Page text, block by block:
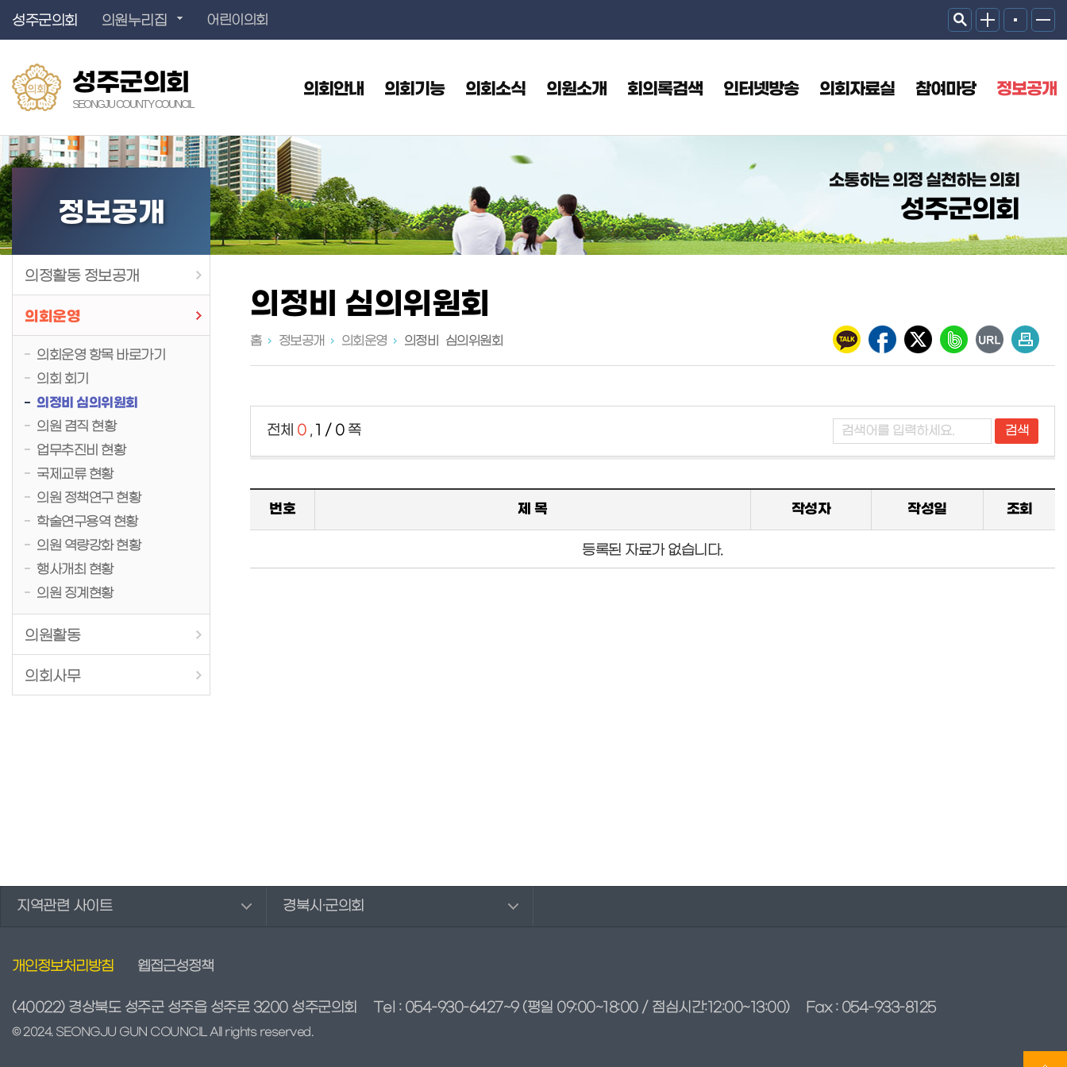
성주군의회
SEONGJU COUNTY COUNCIL
성주군의회 의원누리집 어린이의회
의회안내 의회기능 의회소식 의원소개 회의록검색 인터넷방송 의회자료실 참여마당 정보공개
소통하는 의정 실천하는 의회
성주군의회
정보공개
의정활동 정보공개
의회운영
의회운영 항목 바로가기
의회 회기
의정비 심의위원회
의원 겸직 현황
업무추진비 현황
국제교류 현황
의원 정책연구 현황
학술연구용역 현황
의원 역량강화 현황
행사개최 현황
의원 징계현황
의원활동
의회사무
홈 정보공개 의회운영 의정비 심의위원회
의정비 심의위원회
전체 0 , 1 / 0 쪽
번호 제 목 작성자 작성일 조회
등록된 자료가 없습니다.
지역관련 사이트 경북시·군의회
개인정보처리방침 웹접근성정책
(40022) 경상북도 성주군 성주읍 성주로 3200 성주군의회 Tel : 054-930-6427~9(평일 09:00~18:00 / 점심시간:12:00~13:00) Fax : 054-933-8125
© 2024. SEONGJU GUN COUNCIL All rights reserved.